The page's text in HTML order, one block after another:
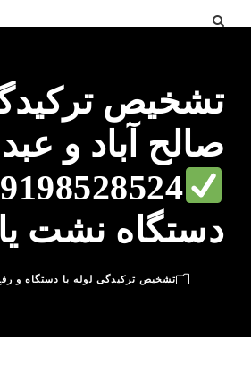
تشخیص
صالح آباد و
دستگاه نشت
تشخیص ترکیدگی لوله با دستگاه و